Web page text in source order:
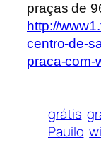
praças de
http://
centro-de-
praca-com-
grátis
Pauilo